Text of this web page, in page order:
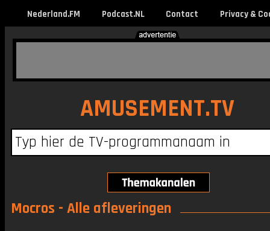
Nederland.FM Podcast.NL Contact Privacy &
AMUSEMENT.TV
Mocros - Alle afleveringen